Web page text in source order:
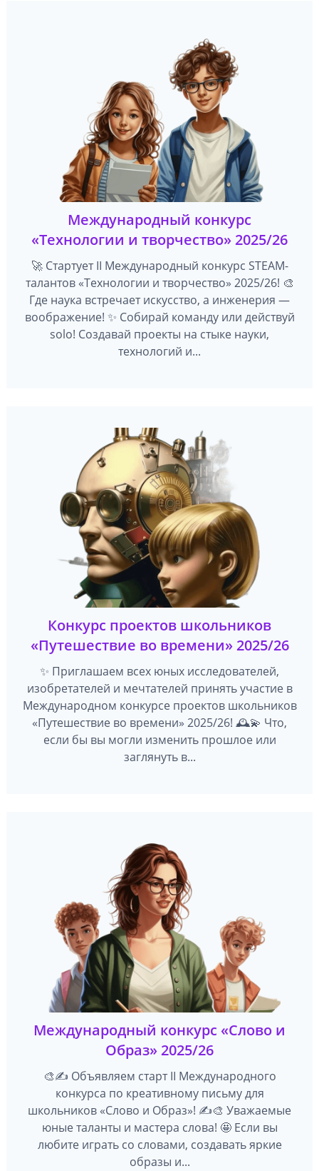
Международный конкурс
«Технологии и творчество» 2025/26
🚀 Стартует II Международный конкурс STEAM-
талантов «Технологии и творчество» 2025/26! 🎨
Где наука встречает искусство, а инженерия —
воображение! ✨ Собирай команду или действуй
solo! Создавай проекты на стыке науки,
технологий и...
Конкурс проектов школьников
«Путешествие во времени» 2025/26
✨ Приглашаем всех юных исследователей,
изобретателей и мечтателей принять участие в
Международном конкурсе проектов школьников
«Путешествие во времени» 2025/26! 🕰️💫 Что,
если бы вы могли изменить прошлое или
заглянуть в...
Международный конкурс «Слово и
Образ» 2025/26
🎨✍️ Объявляем старт II Международного
конкурса по креативному письму для
школьников «Слово и Образ»! ✍️🎨 Уважаемые
юные таланты и мастера слова! 🤩 Если вы
любите играть со словами, создавать яркие
образы и...